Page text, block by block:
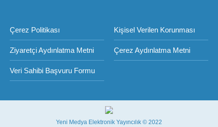
Çerez Politikası Kişisel Verilen Korunması
Ziyaretçi Aydınlatma Metni Çerez Aydınlatma Metni
Veri Sahibi Başvuru Formu
Yeni Medya Elektronik Yayıncılık © 2022